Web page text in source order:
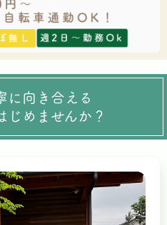
に向き合える
じめませんか？